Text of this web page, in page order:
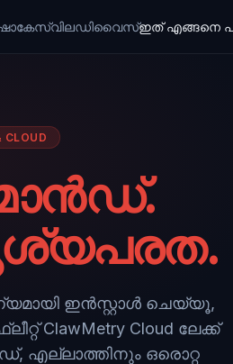
വിലഡിവൈസ്ഇത് എങ്ങനെ
ഇൻസ്റ്റാൾ ചെയ്യൂ,
ClawMetry Cloud ലേക്ക്
എല്ലാത്തിനും ഒരൊറ്റ